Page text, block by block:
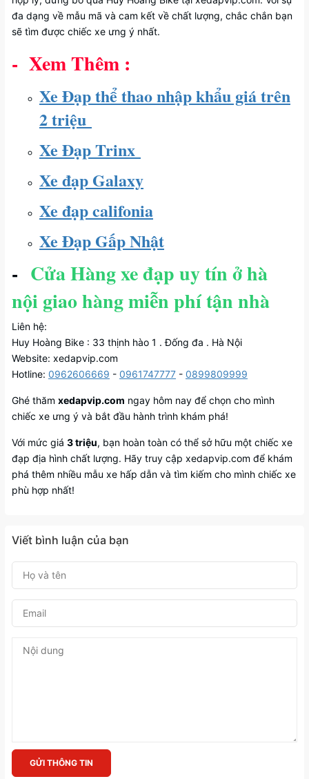
đa dạng về mẫu mã và cam kết về chất lượng, chắc chắn bạn
sẽ tìm được chiếc xe ưng ý nhất.
- Xem Thêm :
Xe Đạp thể thao nhập khẩu giá trên
2 triệu
Xe Đạp Trinx
Xe đạp Galaxy
Xe đạp califonia
Xe Đạp Gấp Nhật
- Cửa Hàng xe đạp uy tín ở hà
nội giao hàng miễn phí tận nhà
Liên hệ:
Huy Hoàng Bike : 33 thịnh hào 1 . Đống đa . Hà Nội
Website: xedapvip.com
Hotline: 0962606669 - 0961747777 - 0899809999
Ghé thăm xedapvip.com ngay hôm nay để chọn cho mình
chiếc xe ưng ý và bắt đầu hành trình khám phá!
Với mức giá 3 triệu, bạn hoàn toàn có thể sở hữu một chiếc xe
đạp địa hình chất lượng. Hãy truy cập xedapvip.com để khám
phá thêm nhiều mẫu xe hấp dẫn và tìm kiếm cho mình chiếc xe
phù hợp nhất!
Viết bình luận của bạn
GỬI THÔNG TIN